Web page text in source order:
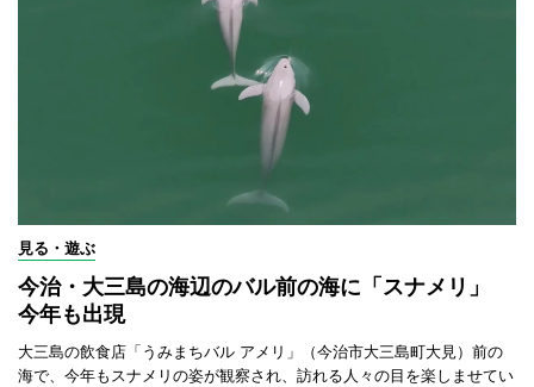
見る・遊ぶ
今治・大三島の海辺のバル前の海に「スナメリ」
今年も出現
大三島の飲食店「うみまちバル アメリ」（今治市大三島町大見）前の
海で、今年もスナメリの姿が観察され、訪れる人々の目を楽しませてい